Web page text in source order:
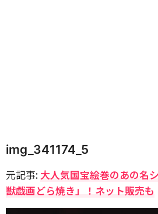
img_341174_5
元記事:大人気国宝絵巻のあの名
獣戯画どら焼き」！ネット販売も